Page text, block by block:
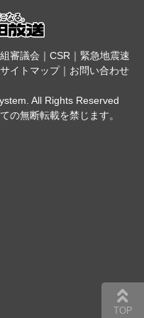
審議会 ｜ CSR｜ 緊急地震速
サイトマップ｜ お問い合わせ
All Rights Reserved
の無断転載を禁じます。